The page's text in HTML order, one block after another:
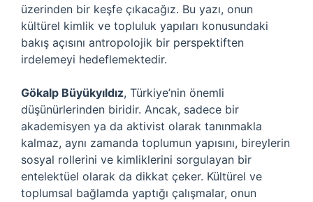
üzerinden bir keşfe çıkacağız. Bu yazı, onun
kültürel kimlik ve topluluk yapıları konusundaki
bakış açısını antropolojik bir perspektiften
irdelemeyi hedeflemektedir.
Gökalp Büyükyıldız, Türkiye’nin önemli
düşünürlerinden biridir. Ancak, sadece bir
akademisyen ya da aktivist olarak tanınmakla
kalmaz, aynı zamanda toplumun yapısını, bireylerin
sosyal rollerini ve kimliklerini sorgulayan bir
entelektüel olarak da dikkat çeker. Kültürel ve
toplumsal bağlamda yaptığı çalışmalar, onun